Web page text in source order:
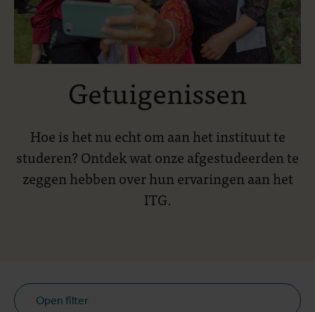
Getuigenissen
Hoe is het nu echt om aan het instituut te
studeren? Ontdek wat onze afgestudeerden te
zeggen hebben over hun ervaringen aan het
ITG.
Open filter